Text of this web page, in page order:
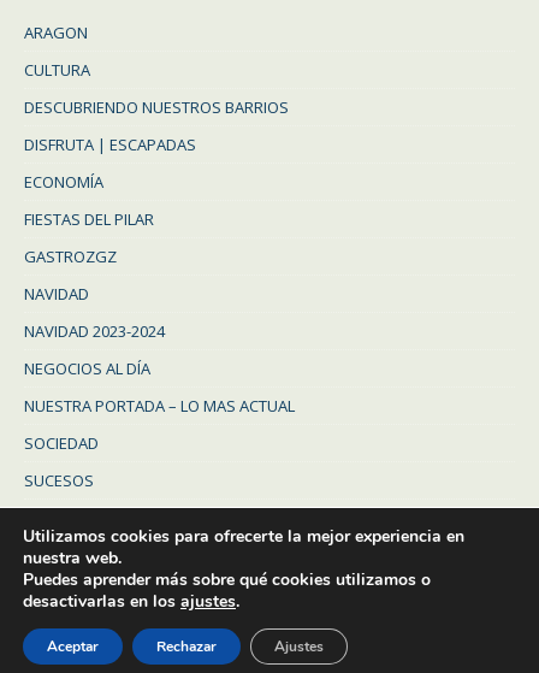
ARAGON
CULTURA
DESCUBRIENDO NUESTROS BARRIOS
DISFRUTA | ESCAPADAS
ECONOMÍA
FIESTAS DEL PILAR
GASTROZGZ
NAVIDAD
NAVIDAD 2023-2024
NEGOCIOS AL DÍA
NUESTRA PORTADA – LO MAS ACTUAL
SOCIEDAD
SUCESOS
ZARAGOZA
ZARAGOZA PROVINCIA
© Diario de Zaragoza - 2023
Utilizamos cookies para ofrecerte la mejor experiencia en
nuestra web.
Puedes aprender más sobre qué cookies utilizamos o
desactivarlas en los ajustes.
Aceptar Rechazar Ajustes